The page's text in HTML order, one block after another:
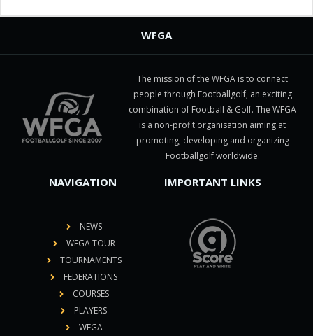
WFGA
The mission of the WFGA is to connect
people through Footballgolf, an exciting
combination of Football & Golf. The WFGA
is a non-profit organisation aiming at
promoting, developing and organizing
Footballgolf worldwide.
NAVIGATION
NEWS
WFGA TOUR
TOURNAMENTS
FEDERATIONS
COURSES
PLAYERS
WFGA
IMPORTANT LINKS